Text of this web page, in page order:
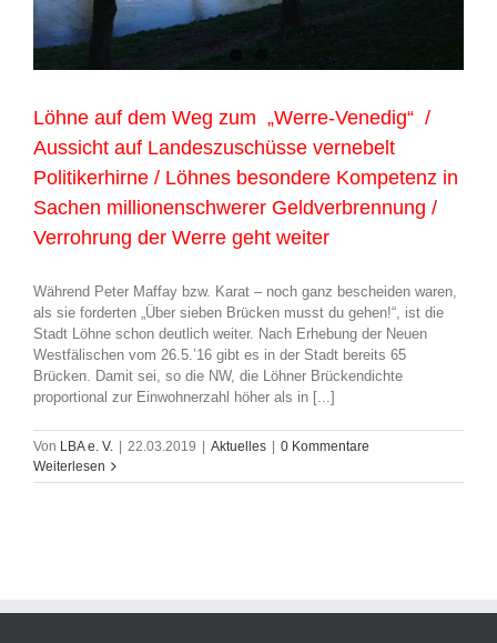
Löhne auf dem Weg zum „Werre-Venedig“ /
Aussicht auf Landeszuschüsse vernebelt
Politikerhirne / Löhnes besondere Kompetenz in
Sachen millionenschwerer Geldverbrennung /
Verrohrung der Werre geht weiter
Während Peter Maffay bzw. Karat – noch ganz bescheiden waren,
als sie forderten „Über sieben Brücken musst du gehen!“, ist die
Stadt Löhne schon deutlich weiter. Nach Erhebung der Neuen
Westfälischen vom 26.5.’16 gibt es in der Stadt bereits 65
Brücken. Damit sei, so die NW, die Löhner Brückendichte
proportional zur Einwohnerzahl höher als in [...]
Von LBA e. V. 22.03.2019 Aktuelles
0 Kommentare
Weiterlesen